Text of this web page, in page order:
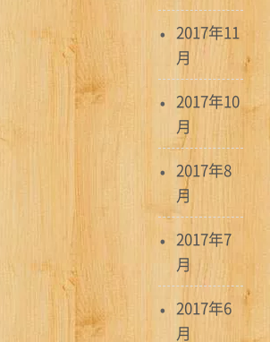
2017年11
月
2017年10
月
2017年8
月
2017年7
月
2017年6
月